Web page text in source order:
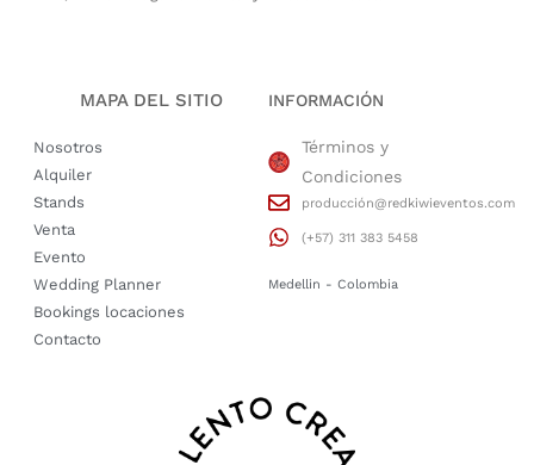
MAPA DEL SITIO
Nosotros
Alquiler
Stands
Venta
Evento
Wedding Planner
Bookings locaciones
Contacto
INFORMACIÓN
Términos y
Condiciones
producción@redkiwieventos.com
(+57) 311 383 5458
Medellin - Colombia